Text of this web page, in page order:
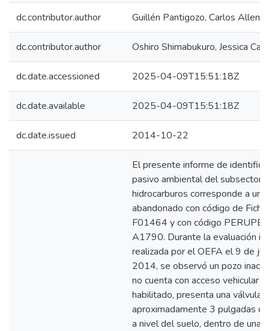
dc.contributor.author Guillén Pantigozo, Carlos Allen
dc.contributor.author Oshiro Shimabukuro, Jessica
dc.date.accessioned 2025-04-09T15:51:18Z
dc.date.available 2025-04-09T15:51:18Z
dc.date.issued 2014-10-22
El presente informe de
pasivo ambiental del subsector
hidrocarburos corresponde a un
abandonado con código de
F01464 y con código
A1790. Durante la evaluación in
realizada por el OEFA el 9 de
2014, se observó un pozo
no cuenta con acceso vehicular
habilitado, presenta una válvula
aproximadamente 3 pulgadas
a nivel del suelo, dentro de una